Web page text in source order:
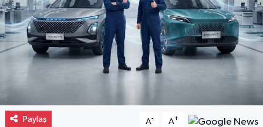
Paylaş A- A+
Eğitim